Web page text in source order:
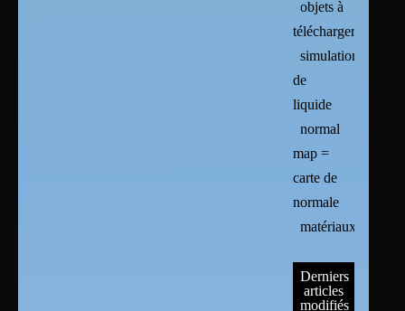
objets à
télécharger
simulation
de
liquide
normal
map =
carte de
normale
matériaux
Derniers
articles
modifiés